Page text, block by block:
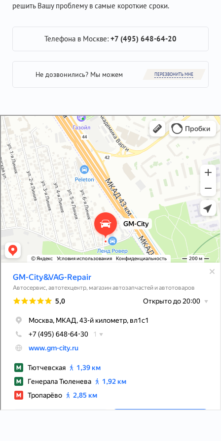
решить Вашу проблему в самые короткие сроки.
Телефона в Москве: +7 (495) 648-64-20
Не дозвонились? Мы можем ПЕРЕЗВОНИТЬ МНЕ
GM-City&VAG-Repair
Автосервис, автотехцентр в Москве
Магазин автозапчастей и автотоваров в Москве